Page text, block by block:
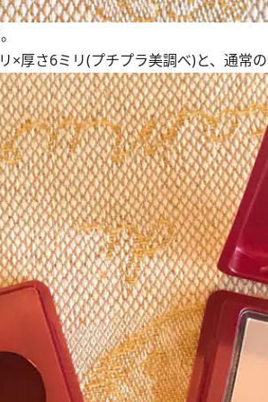
厚さ6ミリ(プチプラ美調べ)と、通常